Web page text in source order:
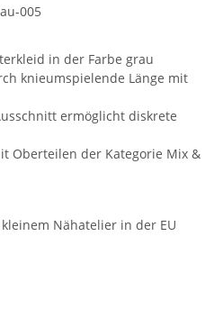
005
in der Farbe grau
knieumspielende Länge mit
ermöglicht diskrete
Oberteilen der Kategorie Mix &
Nähatelier in der EU